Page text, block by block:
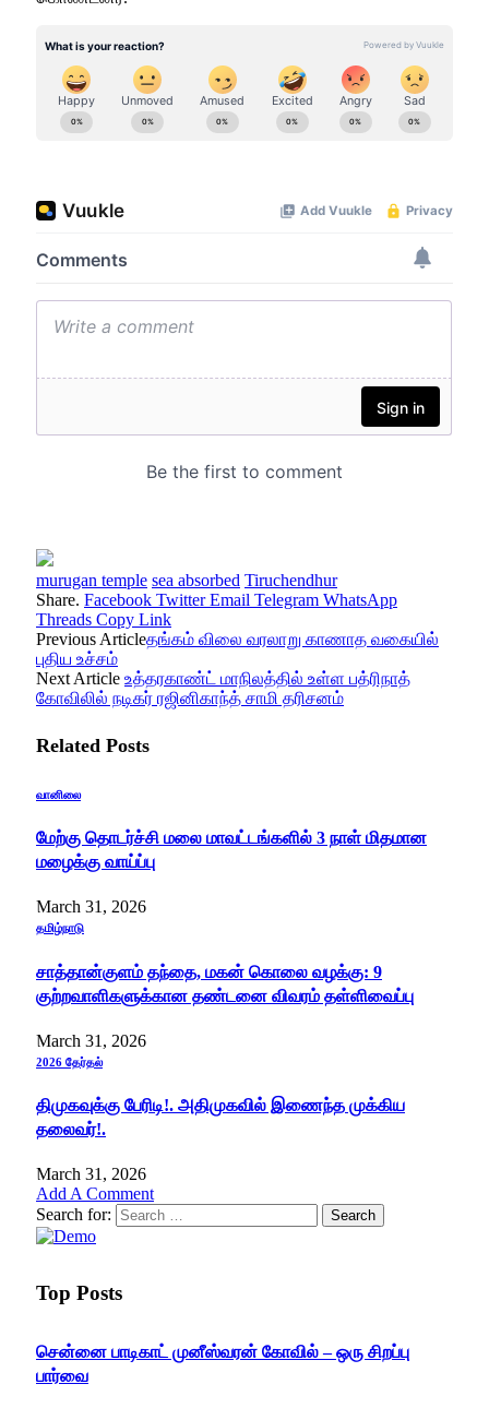
murugan temple sea absorbed Tiruchendhur
Share. Facebook Twitter Email Telegram WhatsApp
Threads Copy Link
Previous Articleதங்கம் விலை வரலாறு காணாத வகையில்
புதிய உச்சம்
Next Article உத்தரகாண்ட் மாநிலத்தில் உள்ள பத்ரிநாத்
கோவிலில் நடிகர் ரஜினிகாந்த் சாமி தரிசனம்
Related Posts
வானிலை
மேற்கு தொடர்ச்சி மலை மாவட்டங்களில் 3 நாள் மிதமான
மழைக்கு வாய்ப்பு
March 31, 2026
தமிழ்நாடு
சாத்தான்குளம் தந்தை, மகன் கொலை வழக்கு: 9
குற்றவாளிகளுக்கான தண்டனை விவரம் தள்ளிவைப்பு
March 31, 2026
2026 தேர்தல்
திமுகவுக்கு பேரிடி!. அதிமுகவில் இணைந்த முக்கிய
தலைவர்!.
March 31, 2026
Add A Comment
Search for:
Top Posts
சென்னை பாடிகாட் முனீஸ்வரன் கோவில் – ஒரு சிறப்பு
பார்வை